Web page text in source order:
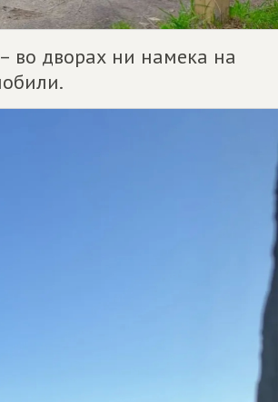
во дворах ни намека на